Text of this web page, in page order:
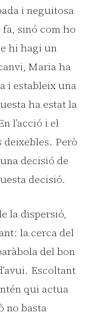
i neguitosa
sinó com ho
hi hagi un
Maria ha
i estableix una
ha estat la
l’acció i el
deixebles. Però
decisió de
decisió.
la dispersió,
la cerca del
del bon
Escoltant
qui actua
no basta